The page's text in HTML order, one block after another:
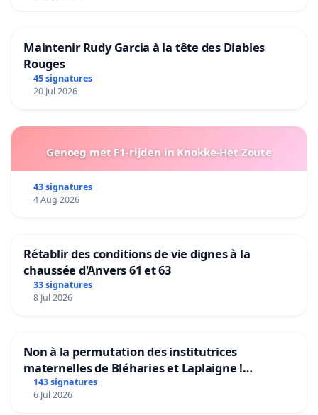
Maintenir Rudy Garcia à la tête des Diables
Rouges
45 signatures
20 Jul 2026
Genoeg met F1-rijden in Knokke-Het Zoute
43 signatures
4 Aug 2026
Rétablir des conditions de vie dignes à la
chaussée d'Anvers 61 et 63
33 signatures
8 Jul 2026
Non à la permutation des institutrices
maternelles de Bléharies et Laplaigne !
Préservons la stabilité de nos enfants.
143 signatures
6 Jul 2026